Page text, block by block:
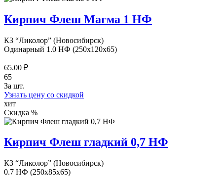
Кирпич Флеш Магма 1 НФ
КЗ “Ликолор” (Новосибирск)
Одинарный 1.0 НФ (250x120x65)
65.00 ₽
65
За шт.
Узнать цену со скидкой
хит
Скидка %
Кирпич Флеш гладкий 0,7 НФ
КЗ “Ликолор” (Новосибирск)
0.7 НФ (250x85x65)